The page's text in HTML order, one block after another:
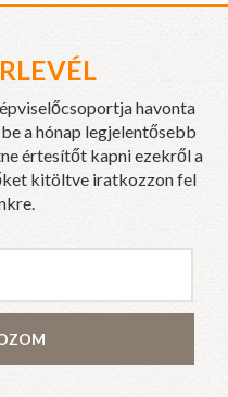
havonta
a hónap legjelentősebb
értesítőt kapni ezekről a
kitöltve iratkozzon fel